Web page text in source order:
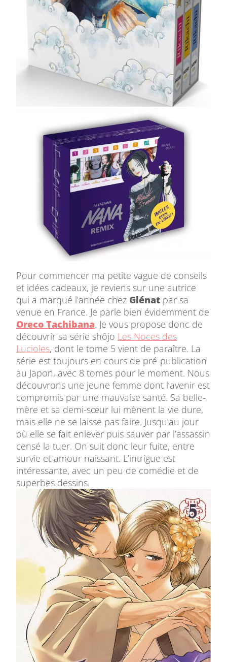
Pour commencer ma petite vague de conseils
et idées cadeaux, je reviens sur une autrice
qui a marqué l’année chez Glénat par sa
venue en France. Je parle bien évidemment de
Oreco Tachibana. Je vous propose donc de
découvrir sa série shôjo Les Noces des
Lucioles, dont le tome 5 vient de paraître. La
série est toujours en cours de pré-publication
au Japon, avec 8 tomes pour le moment. Nous
découvrons une jeune femme dont l’avenir est
compromis par une mauvaise santé. Sa belle-
mère et sa demi-sœur lui mènent la vie dure,
mais elle ne se laisse pas faire. Jusqu’au jour
où elle se fait enlever puis sauver par l’assassin
censé la tuer. On suit donc leur fuite, entre
survie et amour naissant. L’intrigue est
intéressante, avec un peu de comédie et de
superbes dessins.